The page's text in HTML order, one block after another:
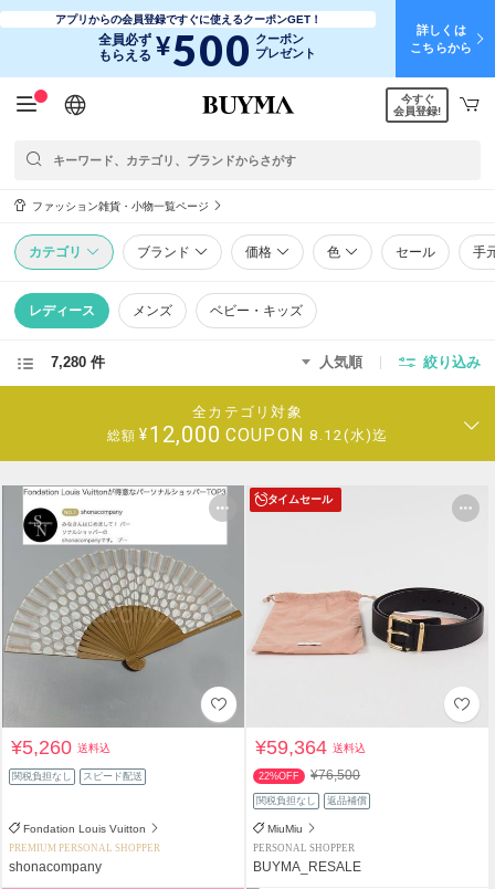
アプリからの会員登録ですぐに使えるクーポンGET！
全員必ず
もらえる ¥500 クーポン
プレゼント
詳しくは
こちらから
日本語
English
简体中文
繁體中文
今すぐ
会員登録!
ファッション雑貨・小物一覧ページ
カテゴリ ブランド 価格 色 セール 手
レディース メンズ ベビー・キッズ
7,280 件 人気順 絞り込み
全カテゴリ対象
総額 ¥12,000 COUPON 8.12(水)迄
¥5,260送料込
関税負担なし スピード配送
Fondation Louis Vuitton
PREMIUM PERSONAL SHOPPER
shonacompany
タイムセール
¥59,364送料込
22%OFF ¥76,500
関税負担なし 返品補償
MiuMiu
PERSONAL SHOPPER
BUYMA_RESALE